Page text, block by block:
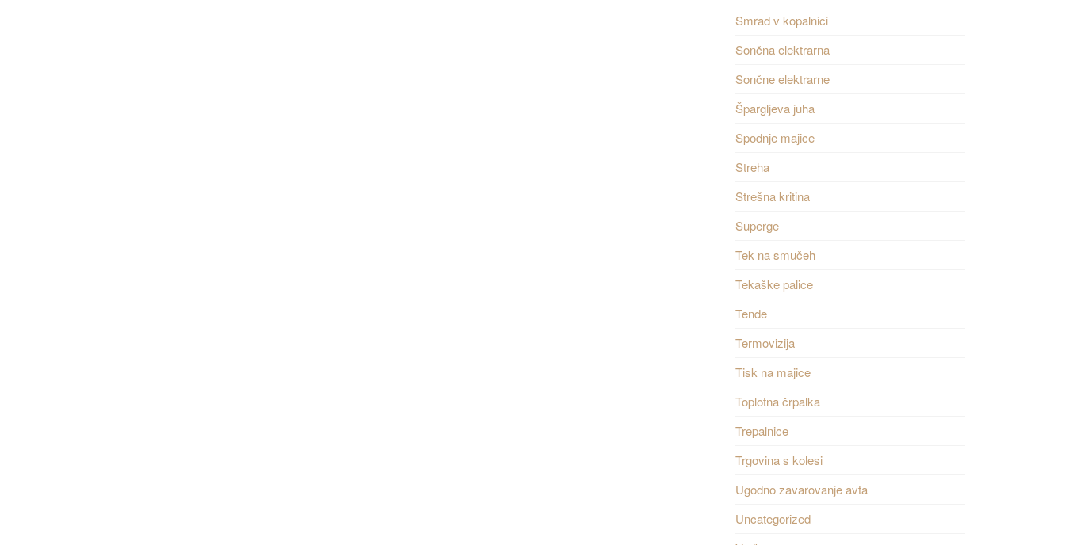
Smrad v kopalnici
Sončna elektrarna
Sončne elektrarne
Špargljeva juha
Spodnje majice
Streha
Strešna kritina
Superge
Tek na smučeh
Tekaške palice
Tende
Termovizija
Tisk na majice
Toplotna črpalka
Trepalnice
Trgovina s kolesi
Ugodno zavarovanje avta
Uncategorized